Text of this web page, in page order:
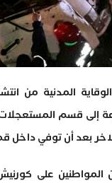
المدنية من
إلى قسم
بعد أن توفي داخل
على كورنيش